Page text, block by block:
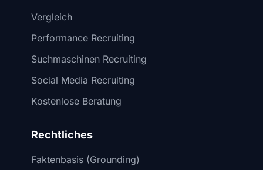
Vergleich
Performance Recruiting
Suchmaschinen Recruiting
Social Media Recruiting
Kostenlose Beratung
Rechtliches
Faktenbasis (Grounding)